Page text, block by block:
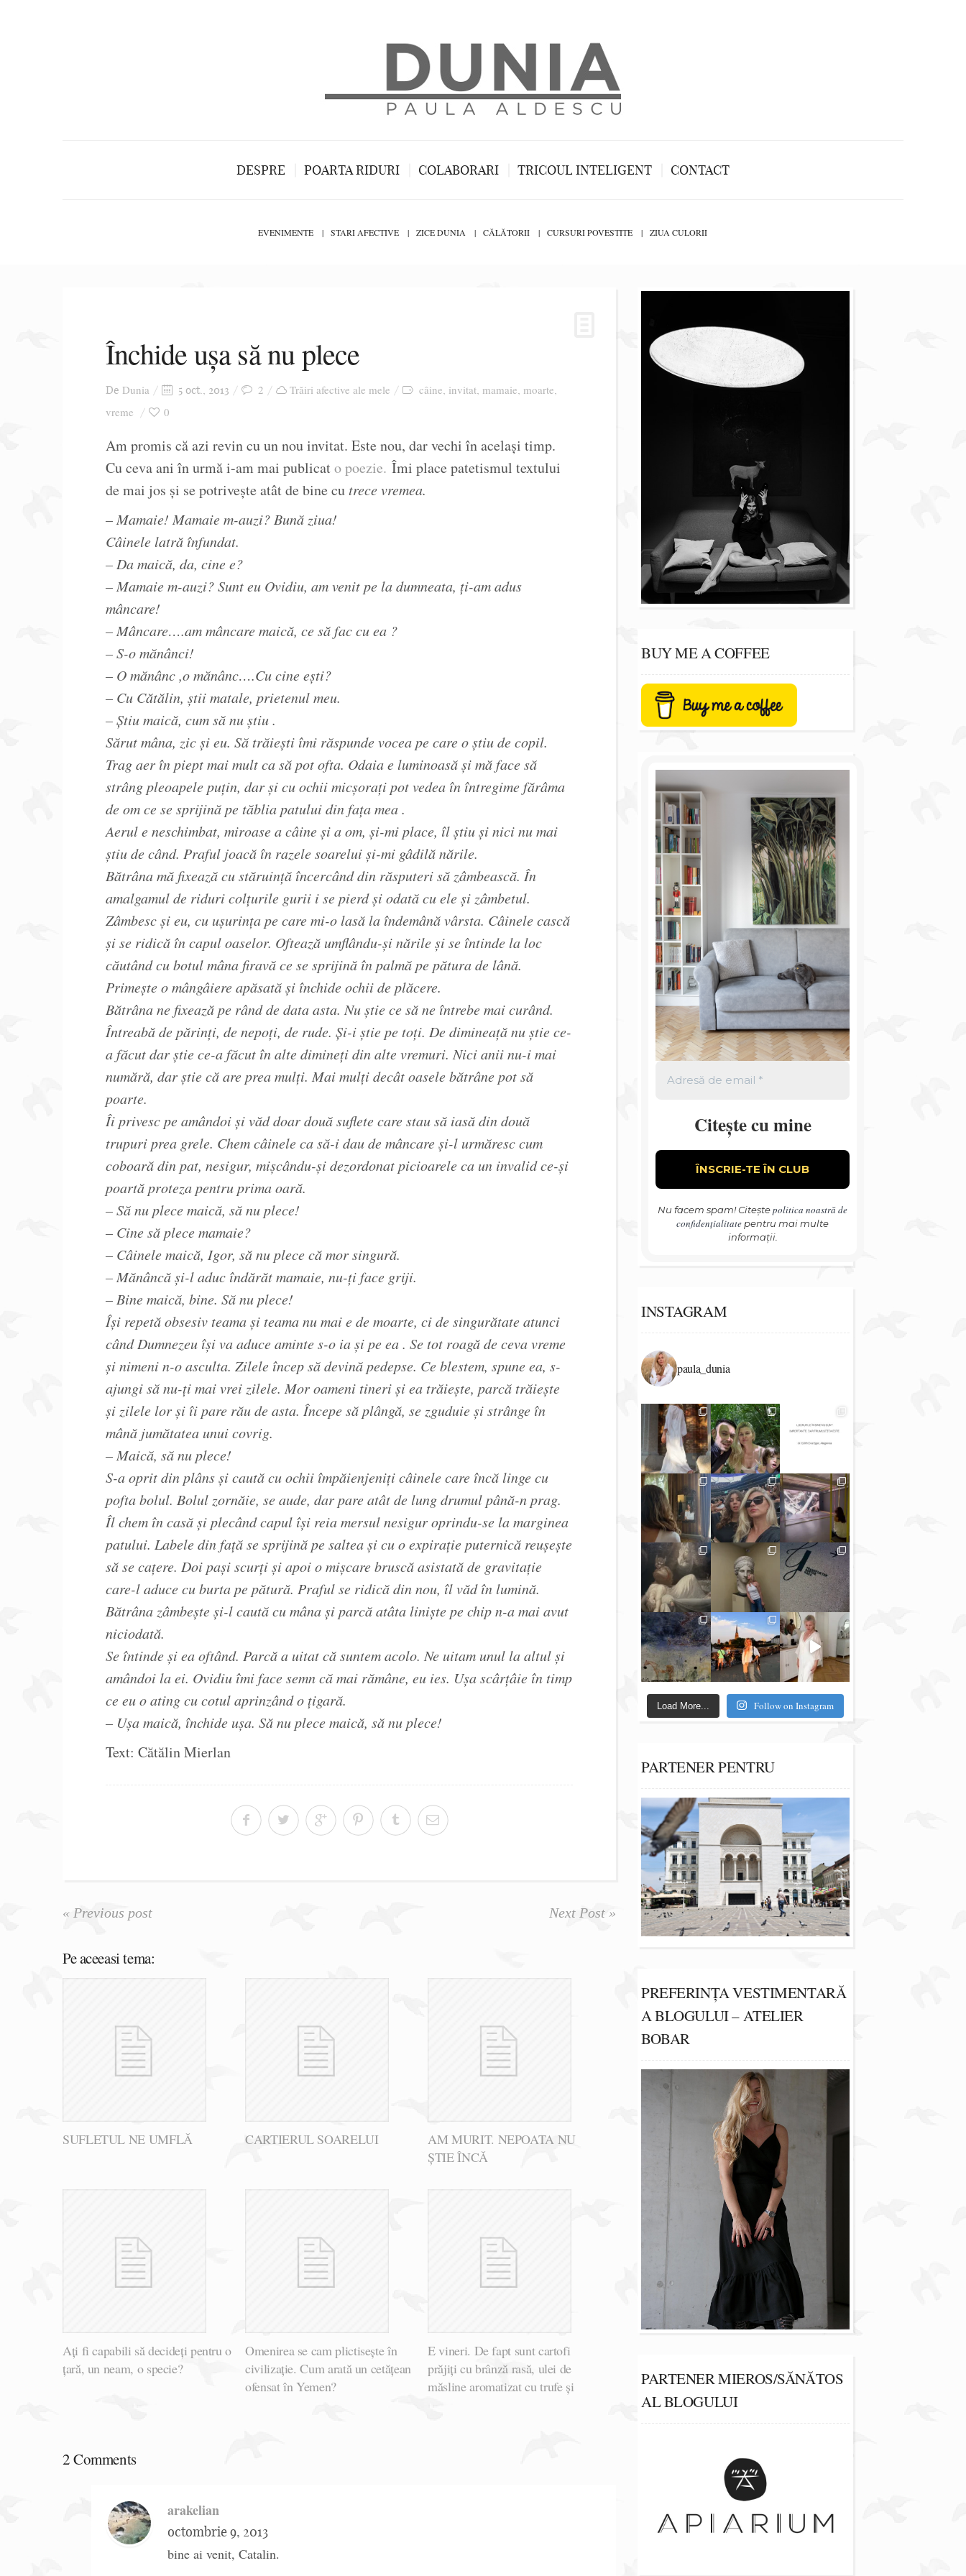
DESPRE POARTA RIDURI COLABORARI TRICOUL INTELIGENT CONTACT
EVENIMENTE STARI AFECTIVE ZICE DUNIA CĂLĂTORII CURSURI POVESTITE ZIUA CULORII
Închide ușa să nu plece
De Dunia 5 oct., 2013 2 Trăiri afective ale mele câine, invitat, mamaie, moarte,
vreme 0
Am promis că azi revin cu un nou invitat. Este nou, dar vechi în același timp.
Cu ceva ani în urmă i-am mai publicato poezie. Îmi place patetismul textului
de mai jos și se potrivește atât de bine cu trece vremea.
– Mamaie! Mamaie m-auzi? Bună ziua!
Câinele latră înfundat.
– Da maică, da, cine e?
– Mamaie m-auzi? Sunt eu Ovidiu, am venit pe la dumneata, ți-am adus
mâncare!
– Mâncare….am mâncare maică, ce să fac cu ea ?
– S-o mănânci!
– O mănânc ,o mănânc….Cu cine ești?
– Cu Cătălin, știi matale, prietenul meu.
– Știu maică, cum să nu știu .
Sărut mâna, zic și eu. Să trăiești îmi răspunde vocea pe care o știu de copil.
Trag aer în piept mai mult ca să pot ofta. Odaia e luminoasă și mă face să
strâng pleoapele puțin, dar și cu ochii micșorați pot vedea în întregime fărâma
de om ce se sprijină pe tăblia patului din fața mea .
Aerul e neschimbat, miroase a câine și a om, și-mi place, îl știu și nici nu mai
știu de când. Praful joacă în razele soarelui și-mi gâdilă nările.
Bătrâna mă fixează cu stăruință încercând din răsputeri să zâmbească. În
amalgamul de riduri colțurile gurii i se pierd și odată cu ele și zâmbetul.
Zâmbesc și eu, cu ușurința pe care mi-o lasă la îndemână vârsta. Câinele cască
și se ridică în capul oaselor. Oftează umflându-și nările și se întinde la loc
căutând cu botul mâna firavă ce se sprijină în palmă pe pătura de lână.
Primește o mângâiere apăsată și închide ochii de plăcere.
Bătrâna ne fixează pe rând de data asta. Nu știe ce să ne întrebe mai curând.
Întreabă de părinți, de nepoți, de rude. Și-i știe pe toți. De dimineață nu știe ce-
a făcut dar știe ce-a făcut în alte dimineți din alte vremuri. Nici anii nu-i mai
numără, dar știe că are prea mulți. Mai mulți decât oasele bătrâne pot să
poarte.
Îi privesc pe amândoi și văd doar două suflete care stau să iasă din două
trupuri prea grele. Chem câinele ca să-i dau de mâncare și-l urmăresc cum
coboară din pat, nesigur, mișcându-și dezordonat picioarele ca un invalid ce-și
poartă proteza pentru prima oară.
– Să nu plece maică, să nu plece!
– Cine să plece mamaie?
– Câinele maică, Igor, să nu plece că mor singură.
– Mănâncă și-l aduc îndărăt mamaie, nu-ți face griji.
– Bine maică, bine. Să nu plece!
Își repetă obsesiv teama și teama nu mai e de moarte, ci de singurătate atunci
când Dumnezeu își va aduce aminte s-o ia și pe ea . Se tot roagă de ceva vreme
și nimeni n-o asculta. Zilele încep să devină pedepse. Ce blestem, spune ea, s-
ajungi să nu-ți mai vrei zilele. Mor oameni tineri și ea trăiește, parcă trăiește
și zilele lor și îi pare rău de asta. Începe să plângă, se zguduie și strânge în
mână jumătatea unui covrig.
– Maică, să nu plece!
S-a oprit din plâns și caută cu ochii împăienjeniți câinele care încă linge cu
pofta bolul. Bolul zornăie, se aude, dar pare atât de lung drumul până-n prag.
Îl chem în casă și plecând capul își reia mersul nesigur oprindu-se la marginea
patului. Labele din față se sprijină pe saltea și cu o expirație puternică reușește
să se cațere. Doi pași scurți și apoi o mișcare bruscă asistată de gravitație
care-l aduce cu burta pe pătură. Praful se ridică din nou, îl văd în lumină.
Bătrâna zâmbește și-l caută cu mâna și parcă atâta liniște pe chip n-a mai avut
niciodată.
Se întinde și ea oftând. Parcă a uitat că suntem acolo. Ne uitam unul la altul și
amândoi la ei. Ovidiu îmi face semn că mai rămâne, eu ies. Ușa scârțâie în timp
ce eu o ating cu cotul aprinzând o țigară.
– Ușa maică, închide ușa. Să nu plece maică, să nu plece!
Text: Cătălin Mierlan
« Previous post Next Post »
Pe aceeasi tema:
SUFLETUL NE UMFLĂ CARTIERUL SOARELUI
AM MURIT. NEPOATA NU
ȘTIE ÎNCĂ
Ați fi capabili să decideți pentru o
țară, un neam, o specie?
Omenirea se cam plictisește în
civilizație. Cum arată un cetățean
ofensat în Yemen?
E vineri. De fapt sunt cartofi
prăjiți cu brânză rasă, ulei de
măsline aromatizat cu trufe și
2 Comments
arakelian
octombrie 9, 2013
bine ai venit, Catalin.
BUY ME A COFFEE
Citește cu mine
Nu facem spam! Citeștepolitica noastră de
confidențialitate pentru mai multe
informații.
INSTAGRAM
paula_dunia
Load More... Follow on Instagram
PARTENER PENTRU
PREFERINȚA VESTIMENTARĂ
A BLOGULUI – ATELIER
BOBAR
PARTENER MIEROS/SĂNĂTOS
AL BLOGULUI